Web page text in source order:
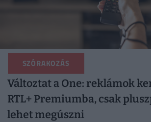
SZÓRAKOZÁS
Változtat a One: reklámok
RTL+ Premiumba, csak
lehet megúszni